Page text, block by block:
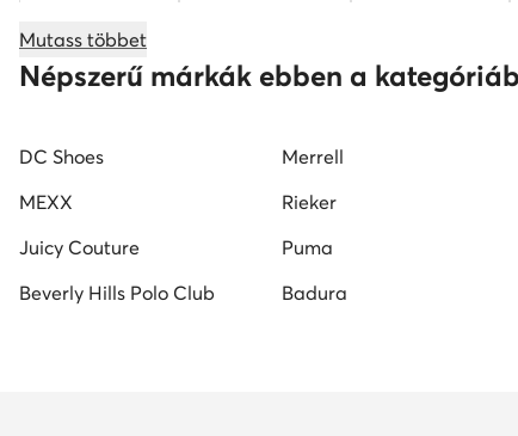
Nine West táskak fekete oldaltáskák Juicy
Mutass többet
Népszerű márkák ebben a
DC Shoes Merrell
MEXX
Rieker
Juicy Couture
Puma
Beverly Hills Polo Club
Badura